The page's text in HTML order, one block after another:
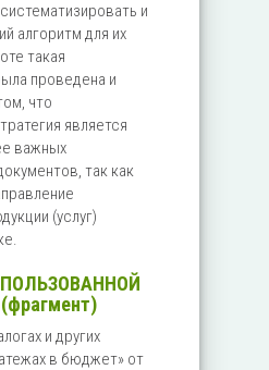
и
алгоритм для их
такая
проведена и
что
является
важных
так как
(услуг)
и других
в бюджет» от